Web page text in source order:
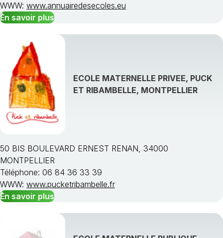
WWW: www.annuairedesecoles.eu
En savoir plus
ECOLE MATERNELLE PRIVEE, PUCK
ET RIBAMBELLE, MONTPELLIER
50 BIS BOULEVARD ERNEST RENAN, 34000
MONTPELLIER
Téléphone: 06 84 36 33 39
WWW: www.pucketribambelle.fr
En savoir plus